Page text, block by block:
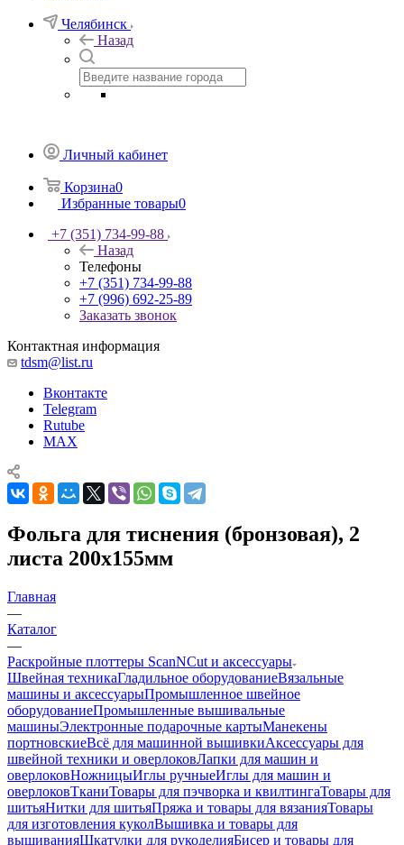
Челябинск
Назад
Личный кабинет
Корзина0
Избранные товары0
+7 (351) 734-99-88
Назад
Телефоны
+7 (351) 734-99-88
+7 (996) 692-25-89
Заказать звонок
Контактная информация
tdsm@list.ru
Вконтакте
Telegram
Rutube
MAX
Фольга для тиснения (бронзовая), 2
листа 200x155мм
Главная
—
Каталог
—
Раскройные плоттеры ScanNCut и аксессуары
Швейная техникаГладильное оборудованиеВязальные
машины и аксессуарыПромышленное швейное
оборудованиеПромышленные вышивальные
машиныЭлектронные подарочные картыМанекены
портновскиеВсё для машинной вышивкиАксессуары для
швейной техники и оверлоковЛапки для машин и
оверлоковНожницыИглы ручныеИглы для машин и
оверлоковТканиТовары для пэчворка и квилтингаТовары для
шитьяНитки для шитьяПряжа и товары для вязанияТовары
для изготовления куколВышивка и товары для
вышиванияШкатулки для рукоделияБисер и товары для